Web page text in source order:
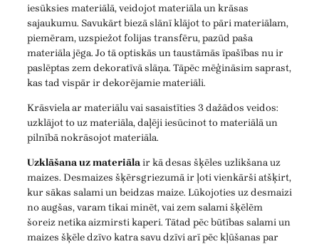
iesūksies materiālā, veidojot materiāla un krāsas
sajaukumu. Savukārt biezā slānī klājot to pāri materiālam,
piemēram, uzspiežot folijas transfēru, pazūd paša
materiāla jēga. Jo tā optiskās un taustāmās īpašības nu ir
paslēptas zem dekoratīvā slāņa. Tāpēc mēģināsim saprast,
kas tad vispār ir dekorējamie materiāli.
Krāsviela ar materiālu vai sasaistīties 3 dažādos veidos:
uzklājot to uz materiāla, daļēji iesūcinot to materiālā un
pilnībā nokrāsojot materiāla.
Uzklāšana uz materiālair kā desas šķēles uzlikšana uz
maizes. Desmaizes šķērsgriezumā ir ļoti vienkārši atšķirt,
kur sākas salami un beidzas maize. Lūkojoties uz desmaizi
no augšas, varam tikai minēt, vai zem salami šķēlēm
šoreiz netika aizmirsti kaperi. Tātad pēc būtības salami un
maizes šķēle dzīvo katra savu dzīvi arī pēc kļūšanas par